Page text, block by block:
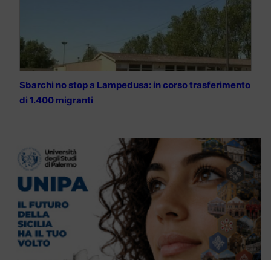
Sbarchi no stop a Lampedusa: in corso trasferimento
di 1.400 migranti